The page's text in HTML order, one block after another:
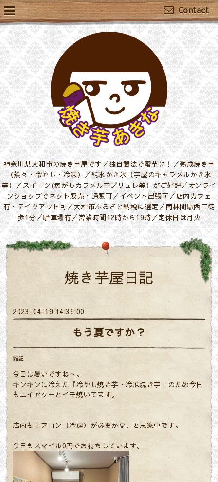
Contact
神奈川県大和市の焼き芋屋です／独自製法で蜜芋に！／熟成焼き芋
（熱々・冷やし・冷凍）／純氷かき氷（芋屋のキャラメルかき氷
等）／スイーツ(焦がしカラメル芋ブリュレ等）がご好評／オンライ
ンショップでネット販売・通販可／イベント出張可／店内カフェ
有・テイクアウト可／大和市ふるさと納税に選定／南林間駅西口徒
歩1分／駐車場有／営業時間12時から19時／定休日は月火
焼き芋屋日記
2023-04-19 14:39:00
もう夏ですか？
雑記
今日は暑いですね～。
キンキンに冷えた『冷やし焼き芋・冷凍焼き芋』のため今日
もエイヤッーとイモ焼いてます。
店内もエアコン（冷房）が必要かな、と思案中です。
今日もスマイル0円でお待ちしています。